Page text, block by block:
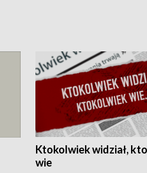
Ktokolwiek widział,
wie